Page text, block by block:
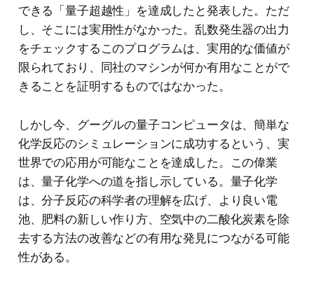
できる「量子超越性」を達成したと発表した。ただ
し、そこには実用性がなかった。乱数発生器の出力
をチェックするこのプログラムは、実用的な価値が
限られており、同社のマシンが何か有用なことがで
きることを証明するものではなかった。
しかし今、グーグルの量子コンピュータは、簡単な
化学反応のシミュレーションに成功するという、実
世界での応用が可能なことを達成した。この偉業
は、量子化学への道を指し示している。量子化学
は、分子反応の科学者の理解を広げ、より良い電
池、肥料の新しい作り方、空気中の二酸化炭素を除
去する方法の改善などの有用な発見につながる可能
性がある。